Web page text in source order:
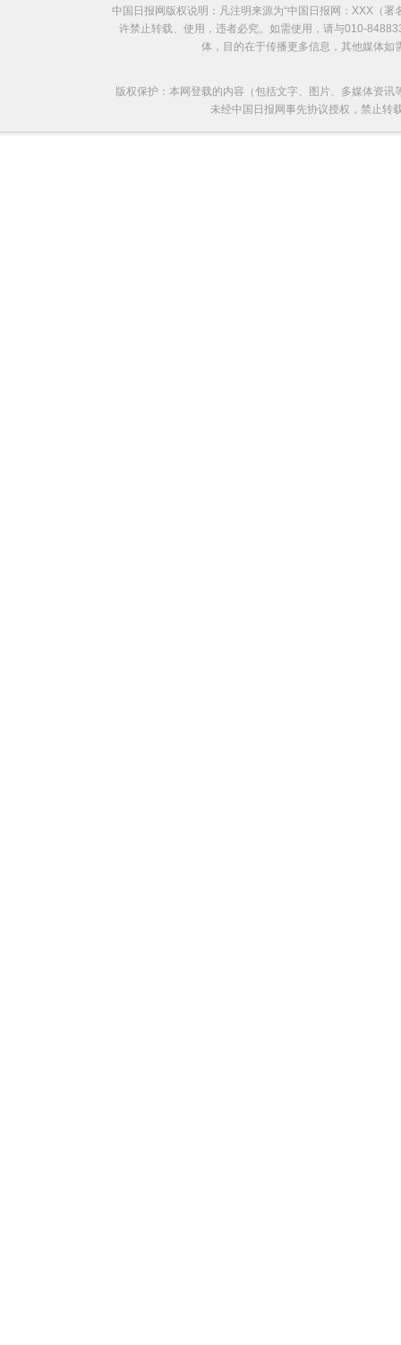
中国日报网版权说明：凡注明来源为“中国日报网：XXX（
许禁止转载、使用，违者必究。如需使用，请与010-
体，目的在于传播更多信息，其他媒体
版权保护：本网登载的内容（包括文字、图片、多媒体资
未经中国日报网事先协议授权，禁止转